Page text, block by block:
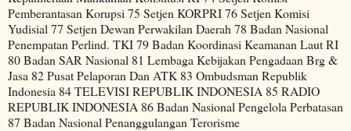
Pemberantasan Korupsi 75 Setjen KORPRI 76 Setjen Komisi
Yudisial 77 Setjen Dewan Perwakilan Daerah 78 Badan Nasional
Penempatan Perlind. TKI 79 Badan Koordinasi Keamanan Laut RI
80 Badan SAR Nasional 81 Lembaga Kebijakan Pengadaan Brg &
Jasa 82 Pusat Pelaporan Dan ATK 83 Ombudsman Republik
Indonesia 84 TELEVISI REPUBLIK INDONESIA 85 RADIO
REPUBLIK INDONESIA 86 Badan Nasional Pengelola Perbatasan
87 Badan Nasional Penanggulangan Terorisme